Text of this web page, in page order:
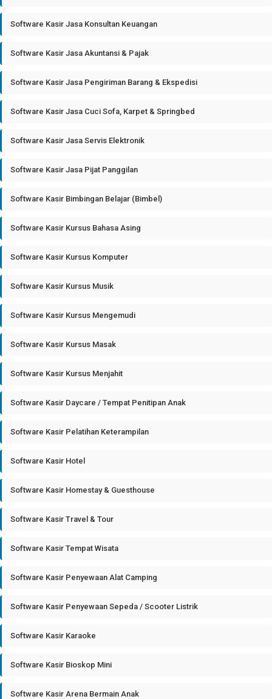
Software Kasir Jasa Konsultan Keuangan
Software Kasir Jasa Akuntansi & Pajak
Software Kasir Jasa Pengiriman Barang & Ekspedisi
Software Kasir Jasa Cuci Sofa, Karpet & Springbed
Software Kasir Jasa Servis Elektronik
Software Kasir Jasa Pijat Panggilan
Software Kasir Bimbingan Belajar (Bimbel)
Software Kasir Kursus Bahasa Asing
Software Kasir Kursus Komputer
Software Kasir Kursus Musik
Software Kasir Kursus Mengemudi
Software Kasir Kursus Masak
Software Kasir Kursus Menjahit
Software Kasir Daycare / Tempat Penitipan Anak
Software Kasir Pelatihan Keterampilan
Software Kasir Hotel
Software Kasir Homestay & Guesthouse
Software Kasir Travel & Tour
Software Kasir Tempat Wisata
Software Kasir Penyewaan Alat Camping
Software Kasir Penyewaan Sepeda / Scooter Listrik
Software Kasir Karaoke
Software Kasir Bioskop Mini
Software Kasir Arena Bermain Anak